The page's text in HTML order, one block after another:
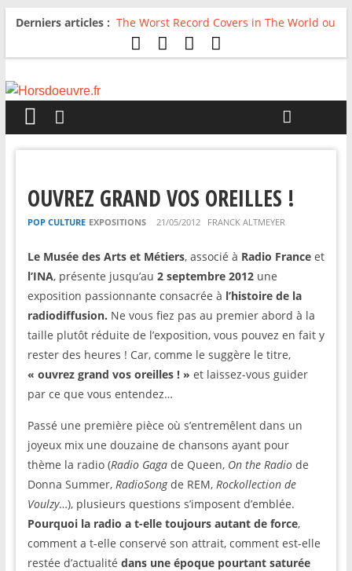
Derniers articles : The Worst Record Covers in The World ou
Comment rire du pire
Avril 2026 : C’est dans les vieux pots
For The First Time, Again : Tyler Ballgame
OUVREZ GRAND VOS OREILLES !
POP CULTURE EXPOSITIONS 21/05/2012 FRANCK ALTMEYER
Le Musée des Arts et Métiers, associé à Radio Franceet
l’INA, présente jusqu’au 2 septembre 2012une
exposition passionnante consacrée à l’histoire de la
radiodiffusion. Ne vous fiez pas au premier abord à la
taille plutôt réduite de l’exposition, vous pouvez en fait y
rester des heures ! Car, comme le suggère le titre,
« ouvrez grand vos oreilles ! » et laissez-vous guider
par ce que vous entendez…
Passé une première pièce où s’entremêlent dans un
joyeux mix une douzaine de chansons ayant pour
thème la radio (Radio Gagade Queen, On the Radiode
Donna Summer, RadioSongde REM, Rockollection de
Voulzy…), plusieurs questions s’imposent d’emblée.
Pourquoi la radio a t-elle toujours autant de force,
comment a t-elle conservé son attrait, comment est-elle
restée d’actualité dans une époque pourtant saturée